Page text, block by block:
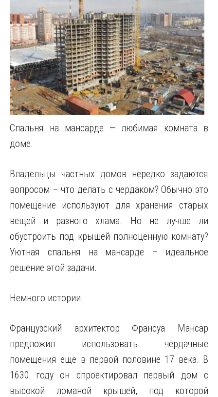
Спальня на мансарде — любимая комната в
доме.
Владельцы частных домов нередко задаются
вопросом – что делать с чердаком? Обычно это
помещение используют для хранения старых
вещей и разного хлама. Но не лучше ли
обустроить под крышей полноценную комнату?
Уютная спальня на мансарде – идеальное
решение этой задачи.
Немного истории.
Французский архитектор Франсуа Мансар
предложил использовать чердачные
помещения еще в первой половине 17 века. В
1630 году он спроектировал первый дом с
высокой ломаной крышей, под которой